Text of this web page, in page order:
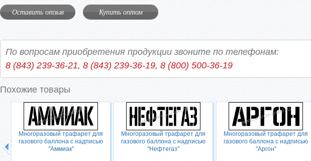
Оставить отзыв Купить оптом
По вопросам приобретения продукции звоните по телефонам:
8 (843) 239-36-21, 8 (843) 239-36-19, 8 (800) 500-36-19
Похожие товары
Многоразовый трафарет для
газового баллона с надписью
"Аммиак"
Многоразовый трафарет для
газового баллона с надписью
"Нефтегаз"
Многоразовый трафарет для
газового баллона с надписью
"Аргон"